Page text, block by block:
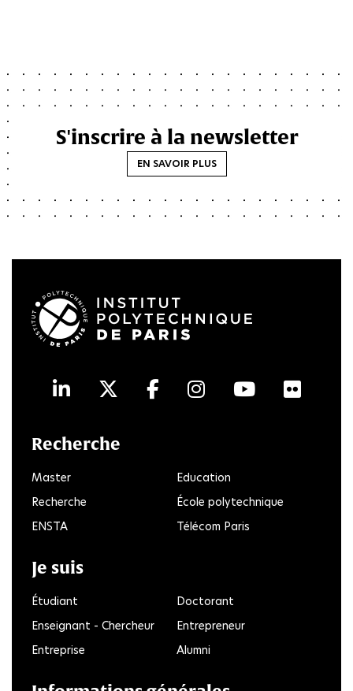
S'inscrire à la newsletter
EN SAVOIR PLUS
LinkedInTwitterFacebook
Instagram
Youtube
Recherche
Master
Education
Recherche
École polytechnique
ENSTA
Télécom Paris
Je suis
Étudiant
Doctorant
Enseignant - Chercheur
Entrepreneur
Entreprise
Alumni